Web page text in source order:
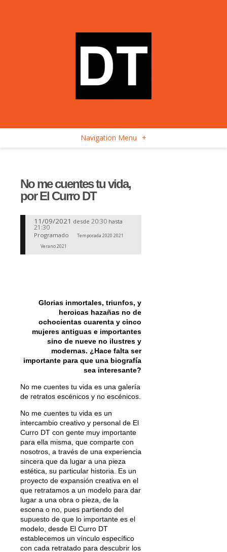
Navigation Menu +
No me cuentes tu vida,
por El Curro DT
11/09/2021 desde 20:30 hasta
21:30
Programado
Temporada 2020 2021
Verano 2021
Glorias inmortales, triunfos, y
heroicas hazañas no de
ochocientas cuarenta y cinco
mujeres antiguas e importantes
sino de nueve no ilustres y
modernas. ¿Hace falta ser
importante para que una biografía
sea interesante?
No me cuentes tu vida es una galería
de retratos escénicos y no escénicos.
No me cuentes tu vida es un
intercambio creativo y personal de El
Curro DT con gente muy importante
para ella misma, que comparte con
nosotros, a través de una experiencia
sincera que da lugar a una pieza
estética, su particular historia. Es un
proyecto de expansión creativa en el
que retratamos a un modelo para dar
lugar a una obra o pieza, de la
escena o no, pues partiendo del
supuesto de que lo importante es el
modelo, desde El Curro DT
establecemos un vínculo específico
con cada retratado para descubrir los